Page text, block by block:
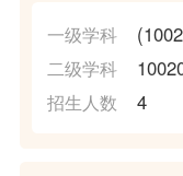
一级学科
二级学科
招生人数 4